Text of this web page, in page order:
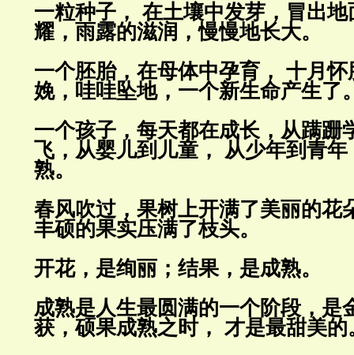
一粒种子， 在土壤中发芽，冒出
耀，雨露的滋润，慢慢地长大。
一个胚胎，在母体中孕育， 十月
娩，哇哇坠地，一个新生命产生了
一个孩子，每天都在成长，从蹒跚
飞，从婴儿到儿童， 从少年到青
熟。
春风吹过，果树上开满了美丽的花
丰硕的果实压满了枝头。
开花，是绚丽；结果，是成熟。
成熟是人生最圆满的一个阶段，是
获，硕果成熟之时， 才是最甜美的